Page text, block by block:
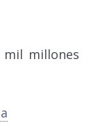
mil millones